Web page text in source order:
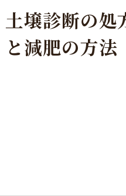
しょう！
土壌診断の処
と減肥の方法